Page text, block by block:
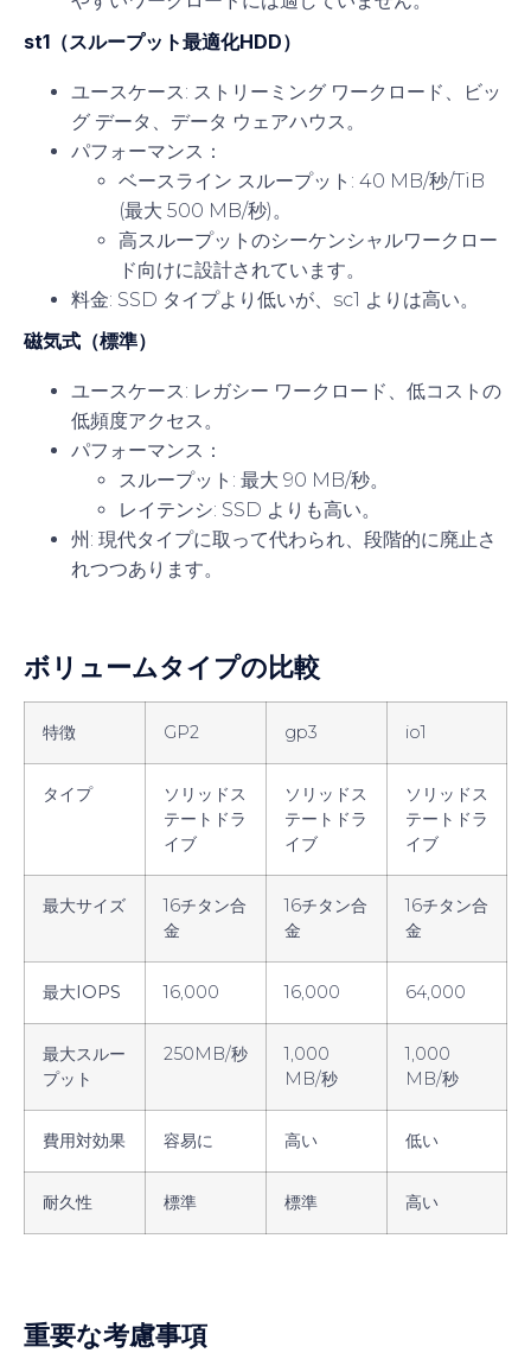
st1（スループット最適化HDD）
ユースケース: ストリーミング ワークロード、ビッ
グ データ、データ ウェアハウス。
パフォーマンス ：
ベースライン スループット: 40 MB/秒/TiB
(最大 500 MB/秒)。
高スループットのシーケンシャルワークロー
ド向けに設計されています。
料金: SSD タイプより低いが、sc1 よりは高い。
磁気式（標準）
ユースケース: レガシー ワークロード、低コストの
低頻度アクセス。
パフォーマンス ：
スループット: 最大 90 MB/秒。
レイテンシ: SSD よりも高い。
州 : 現代タイプに取って代わられ、段階的に廃止さ
れつつあります。
ボリュームタイプの比較
特徴 GP2 gp3 io1
タイプ
ソリッドス
テートドラ
イブ
ソリッドス
テートドラ
イブ
ソリッドス
テートドラ
イブ
最大サイズ
16チタン合
金
16チタン合
金
16チタン合
金
最大IOPS 16,000 16,000 64,000
最大スルー
プット
250MB/秒
1,000
MB/秒
1,000
MB/秒
費用対効果 容易に 高い 低い
耐久性 標準 標準 高い
重要な考慮事項